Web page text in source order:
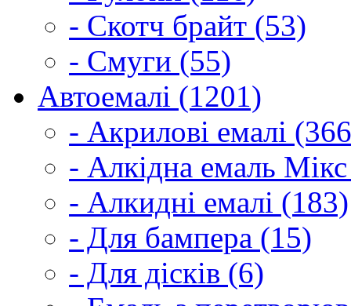
- Скотч брайт (53)
- Смуги (55)
Автоемалі (1201)
- Акрилові емалі
- Алкідна емаль
- Алкидні емалі (183)
- Для бампера (15)
- Для дісків (6)